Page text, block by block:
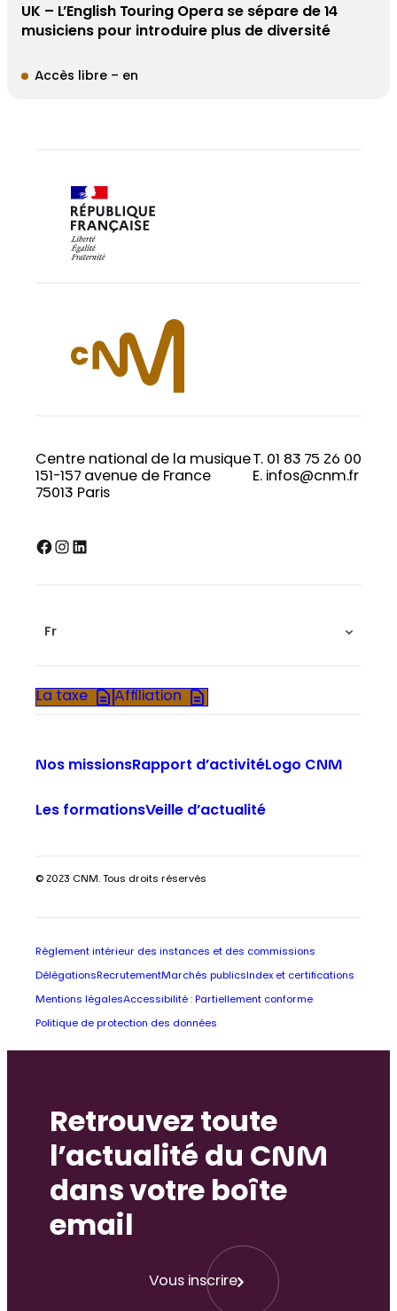
UK – L’English Touring Opera se sépare de 14
musiciens pour introduire plus de diversité
Accès libre – en
Centre national de la musique
151-157 avenue de France
75013 Paris
T. 01 83 75 26 00
E. infos@cnm.fr
Facebook InstagramLinkedIn
Fr
La taxe Affiliation
Nos missionsRapport d’activitéLogo CNM
Les formationsVeille d’actualité
© 2023 CNM. Tous droits réservés
Règlement intérieur des instances et des commissions
Délégations RecrutementMarchés publics Index et certifications
Mentions légalesAccessibilité : Partiellement conforme
Politique de protection des données
Retrouvez toute
l’actualité du CNM
dans votre boîte
email
Vous inscrire